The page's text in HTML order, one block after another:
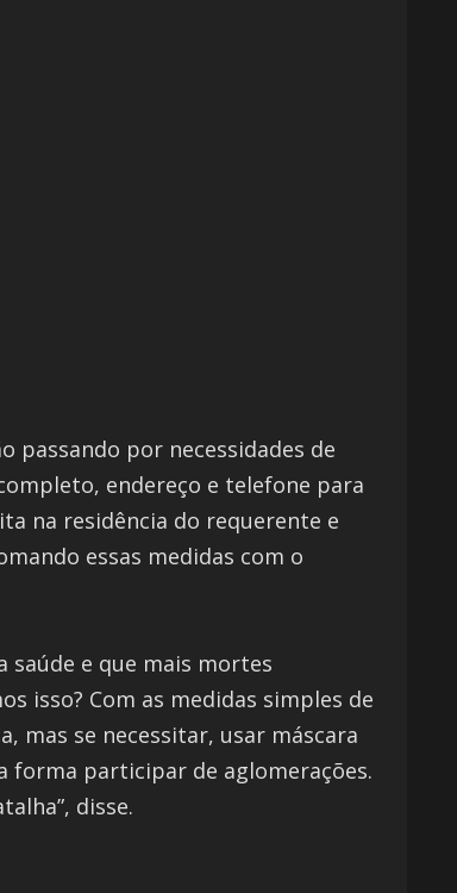
passando por necessidades de
endereço e telefone para
na residência do requerente e
essas medidas com o
saúde e que mais mortes
isso? Com as medidas simples de
mas se necessitar, usar máscara
forma participar de aglomerações.
disse.